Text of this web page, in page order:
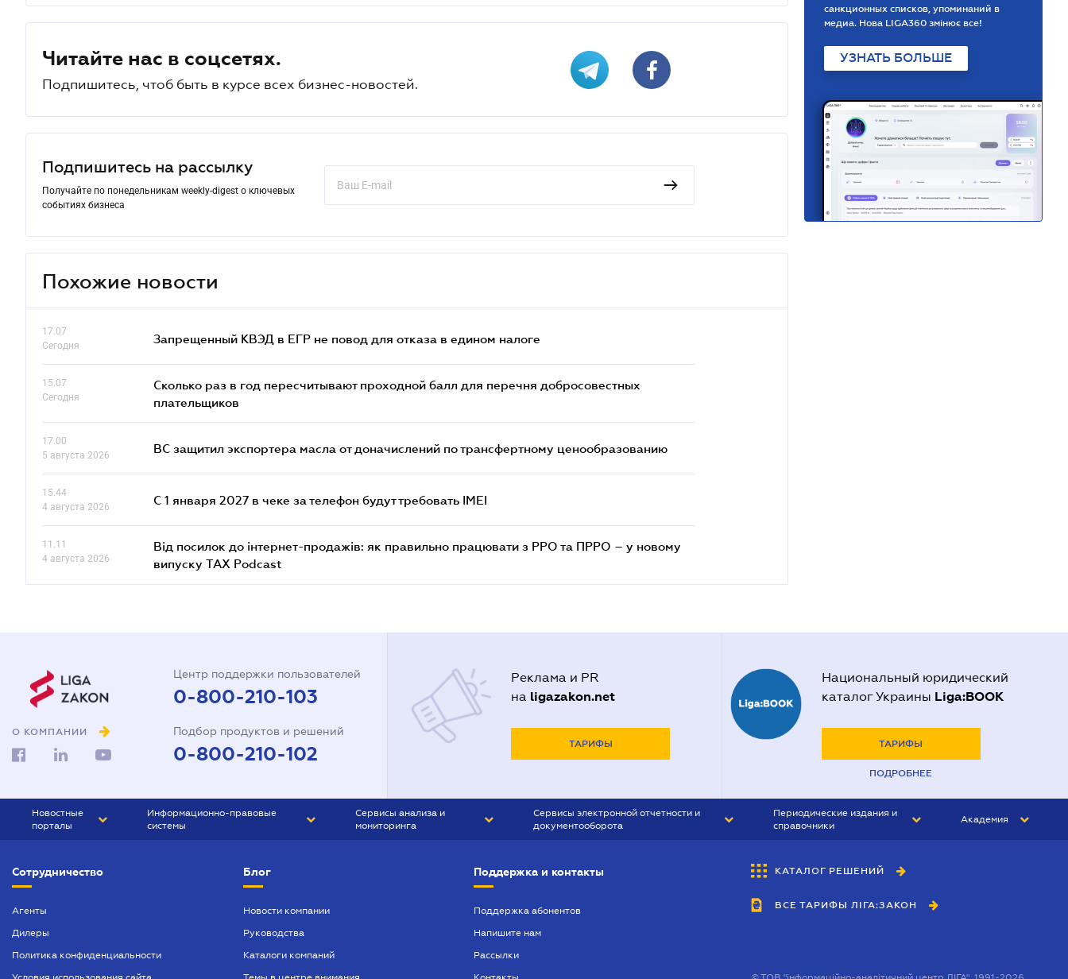
Читайте нас в соцсетях.
Подпишитесь, чтоб быть в курсе всех бизнес-новостей.
Подпишитесь на рассылку
Получайте по понедельникам weekly-digest о ключевых
событиях бизнеса
Похожие новости
17.07
Сегодня
Запрещенный КВЭД в ЕГР не повод для отказа в едином налоге
15.07
Сегодня
Сколько раз в год пересчитывают проходной балл для перечня добросовестных
плательщиков
17.00
5 августа 2026
ВС защитил экспортера масла от доначислений по трансфертному ценообразованию
15.44
4 августа 2026
С 1 января 2027 в чеке за телефон будут требовать IMEI
11.11
4 августа 2026
Від посилок до інтернет-продажів: як правильно працювати з РРО та ПРРО – у новому
випуску TAX Podcast
санкционных списков, упоминаний в
медиа. Нова LIGA360 змінює все!
УЗНАТЬ БОЛЬШЕ
О КОМПАНИИ
Центр поддержки пользователей
0-800-210-103
Подбор продуктов и решений
0-800-210-102
Реклама и PR
на ligazakon.net
ТАРИФЫ
Национальный юридический
каталог Украины Liga:BOOK
ТАРИФЫ
ПОДРОБНЕЕ
Новостные
порталы
БИЗНЕС
Информационно-правовые
системы
БУХГАЛТЕР ПРОФ
ЮРИСТ ПРОФ
Сервисы анализа и
мониторинга
Сервисы электронной отчетности и
документооборота
Периодические издания и
справочники
БУХГАЛТЕР&ЗАКОН
ВЕСТНИК МСФО
Академия
Сотрудничество
Агенты
Дилеры
Политика конфиденциальности
Блог
Новости компании
Руководства
Каталоги компаний
Поддержка и контакты
Поддержка абонентов
Напишите нам
Рассылки
КАТАЛОГ РЕШЕНИЙ
ВСЕ ТАРИФЫ ЛІГА:ЗАКОН